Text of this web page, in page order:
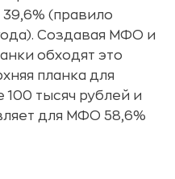
(правило
Создавая МФО и
обходят это
планка для
100 тысяч рублей и
для МФО 58,6%